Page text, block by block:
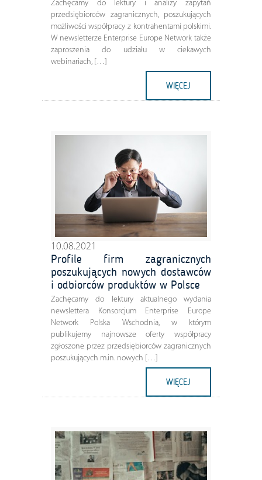
Zachęcamy do lektury i analizy zapytań
przedsiębiorców zagranicznych, poszukujących
możliwości współpracy z kontrahentami polskimi.
W newsletterze Enterprise Europe Network także
zaproszenia do udziału w ciekawych
webinariach, […]
WIĘCEJ
10.08.2021
Profile firm zagranicznych
poszukujących nowych dostawców
i odbiorców produktów w Polsce
Zachęcamy do lektury aktualnego wydania
newslettera Konsorcjum Enterprise Europe
Network Polska Wschodnia, w którym
publikujemy najnowsze oferty współpracy
zgłoszone przez przedsiębiorców zagranicznych
poszukujących m.in. nowych […]
WIĘCEJ